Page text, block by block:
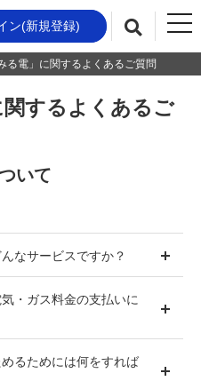
t
g
ン(新規登録) 検索
る電」に関するよくあるご質問
関するよくあるご
いて
なサービスですか？
用いただくことで、電
ポイントや各種コンテ
イント」を簡単に、お
とができます。
へのお支払いや400種
・ガス料金の支払いに
インし、「はぴｅポイン
「ポイントをつかう」
めるためには何をすれば